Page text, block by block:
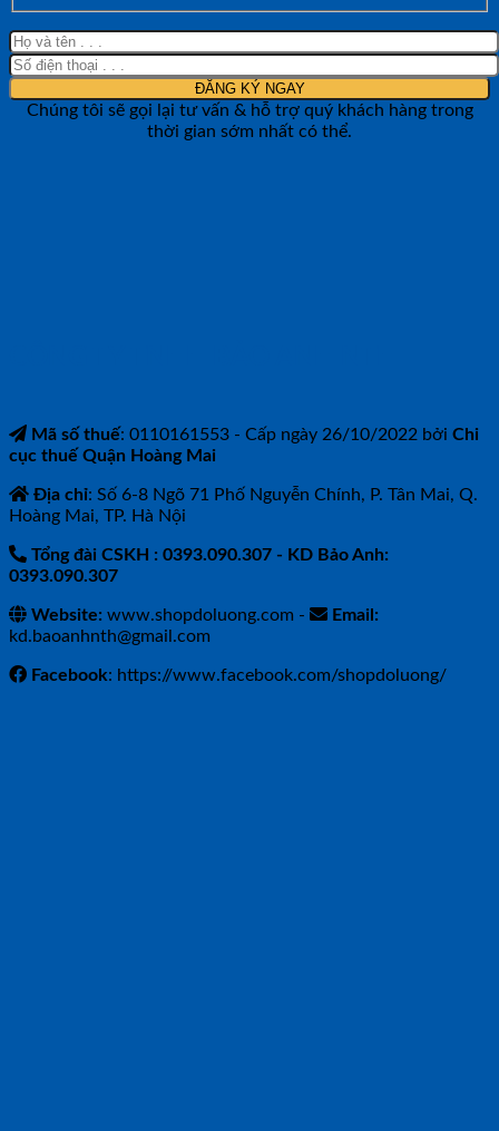
Chúng tôi sẽ gọi lại tư vấn & hỗ trợ quý khách hàng trong
thời gian sớm nhất có thể.
Mã số thuế: 0110161553 - Cấp ngày 26/10/2022 bởi Chi
cục thuế Quận Hoàng Mai
Địa chỉ: Số 6-8 Ngõ 71 Phố Nguyễn Chính, P. Tân Mai, Q.
Hoàng Mai, TP. Hà Nội
Tổng đài CSKH : 0393.090.307 - KD Bảo Anh:
0393.090.307
Website: www.shopdoluong.com -
Email:
kd.baoanhnth@gmail.com
Facebook: https://www.facebook.com/shopdoluong/